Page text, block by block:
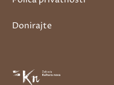
Donirajte